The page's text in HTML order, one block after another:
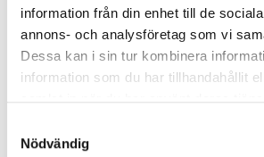
information från din enhet till de
annons- och analysföretag som vi
Dessa kan i sin tur kombinera
information som du har tillhandahållit
Nödvändig
Köp & Hämta
Köp & Hämta i ditt varuhus inom 2 timmar!
tjänsten och våra villkor.